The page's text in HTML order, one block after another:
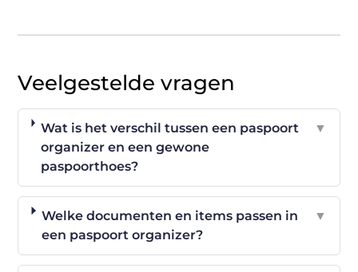
Veelgestelde vragen
Wat is het verschil tussen een paspoort
organizer en een gewone
paspoorthoes?
▼
Welke documenten en items passen in
een paspoort organizer?
▼